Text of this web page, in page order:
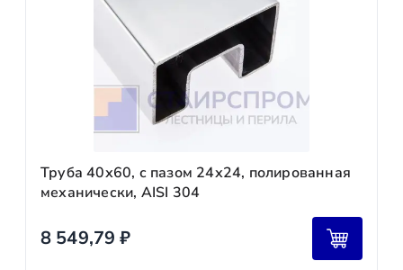
Труба 40х60, с пазом 24х24, полированная
механически, AISI 304
8 549,79₽